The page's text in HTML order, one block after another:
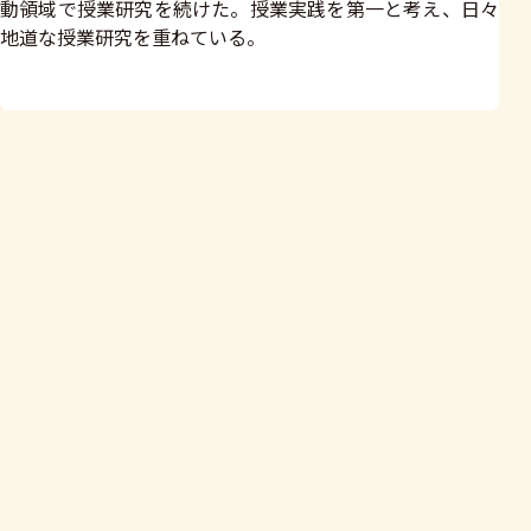
動領域で授業研究を続けた。授業実践を第一と考え、日々
地道な授業研究を重ねている。